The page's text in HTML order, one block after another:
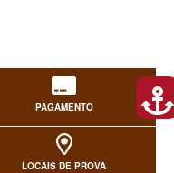
PAGAMENTO
LOCAIS DE PROVA